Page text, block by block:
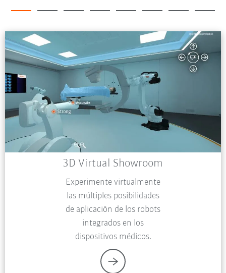
3D Virtual Showroom
Experimente virtualmente
las múltiples posibilidades
de aplicación de los robots
integrados en los
dispositivos médicos.